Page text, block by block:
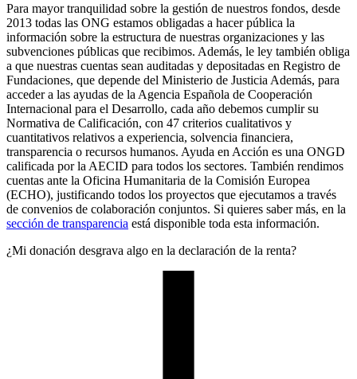
Para mayor tranquilidad sobre la gestión de nuestros fondos, desde
2013 todas las ONG estamos obligadas a hacer pública la
información sobre la estructura de nuestras organizaciones y las
subvenciones públicas que recibimos. Además, le ley también obliga
a que nuestras cuentas sean auditadas y depositadas en Registro de
Fundaciones, que depende del Ministerio de Justicia Además, para
acceder a las ayudas de la Agencia Española de Cooperación
Internacional para el Desarrollo, cada año debemos cumplir su
Normativa de Calificación, con 47 criterios cualitativos y
cuantitativos relativos a experiencia, solvencia financiera,
transparencia o recursos humanos. Ayuda en Acción es una ONGD
calificada por la AECID para todos los sectores. También rendimos
cuentas ante la Oficina Humanitaria de la Comisión Europea
(ECHO), justificando todos los proyectos que ejecutamos a través
de convenios de colaboración conjuntos. Si quieres saber más, en la
sección de transparencia está disponible toda esta información.
¿Mi donación desgrava algo en la declaración de la renta?